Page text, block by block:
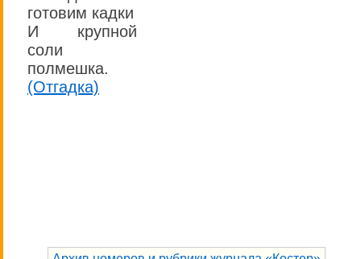
готовим кадки
И крупной
соли
полмешка.
(Отгадка)